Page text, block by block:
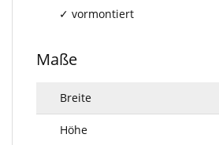
vormontiert
Maße
Breite
Höhe